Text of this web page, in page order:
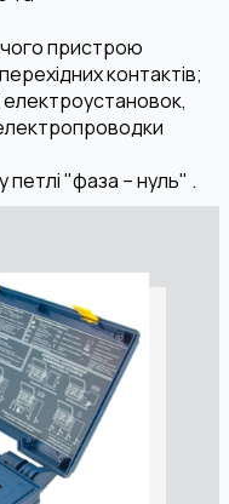
пристрою
контактів;
електроустановок,
"фаза – нуль" .